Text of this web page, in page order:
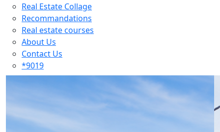
Real Estate Collage
Recommandations
Real estate courses
About Us
Contact Us
*9019